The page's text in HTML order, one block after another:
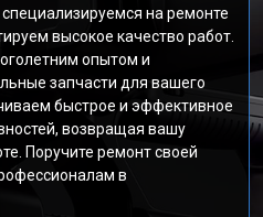
на ремонте
высокое качество работ.
опытом и
запчасти для вашего
быстрое и эффективное
возвращая вашу
Поручите ремонт своей
в